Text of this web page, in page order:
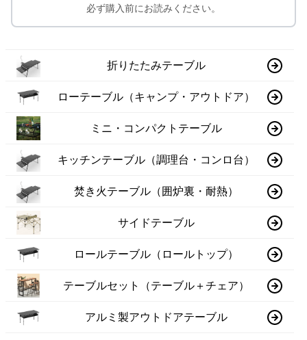
必ず購入前にお読みください。
折りたたみテーブル
ローテーブル（キャンプ・アウトドア）
ミニ・コンパクトテーブル
キッチンテーブル（調理台・コンロ台）
焚き火テーブル（囲炉裏・耐熱）
サイドテーブル
ロールテーブル（ロールトップ）
テーブルセット（テーブル＋チェア）
アルミ製アウトドアテーブル